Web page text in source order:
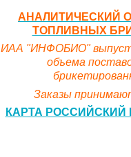
АНАЛИТИЧЕСКИЙ
ТОПЛИВНЫХ
ИАА "ИНФОБИО"
объема
Заказы
КАРТА РОССИЙСКИЙ